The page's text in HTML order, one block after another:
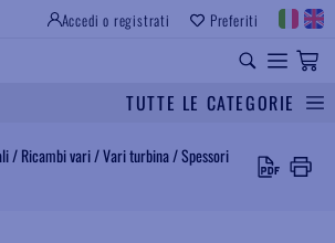
Accedi o registrati Preferiti
TUTTE LE CATEGORIE
/ Ricambi vari/Vari turbina/Spessori